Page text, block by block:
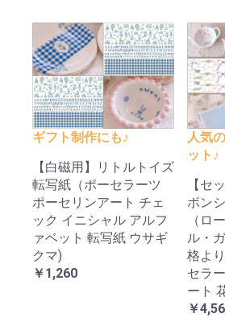
ギフト制作にも♪
【白磁用】リトルトイズ
転写紙（ポーセラーツ
ポーセリンアート チェ
ック イニシャル アルフ
ァベット 転写紙 ウサギ
クマ)
￥1,260
人気
ット♪
【セ
ボン
（ロ
ル・
格よ
セラ
ート
￥